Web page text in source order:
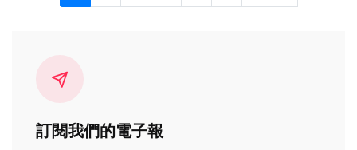
訂閱我們的電子報